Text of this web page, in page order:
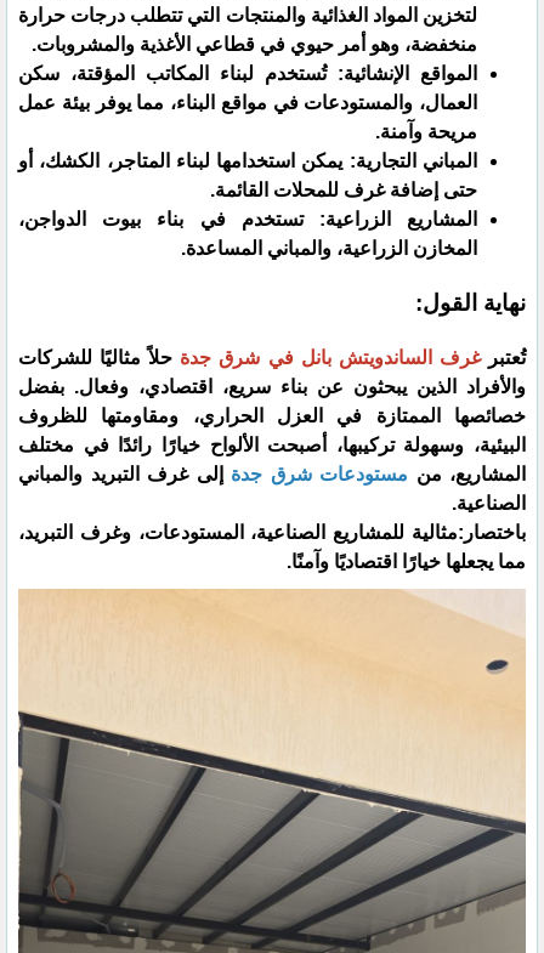
لتخزين المواد الغذائية والمنتجات التي تتطلب درجات حرارة
منخفضة، وهو أمر حيوي في قطاعي الأغذية والمشروبات.
​المواقع الإنشائية: تُستخدم لبناء المكاتب المؤقتة، سكن
العمال، والمستودعات في مواقع البناء، مما يوفر بيئة عمل
مريحة وآمنة.
​المباني التجارية: يمكن استخدامها لبناء المتاجر، الكشك، أو
حتى إضافة غرف للمحلات القائمة.
​المشاريع الزراعية: تستخدم في بناء بيوت الدواجن،
المخازن الزراعية، والمباني المساعدة.
نهاية القول:
​تُعتبرغرف الساندويتش بانل في شرق جدة حلاً مثاليًا للشركات
والأفراد الذين يبحثون عن بناء سريع، اقتصادي، وفعال. بفضل
خصائصها الممتازة في العزل الحراري، ومقاومتها للظروف
البيئية، وسهولة تركيبها، أصبحت الألواح خيارًا رائدًا في مختلف
المشاريع، من مستودعات شرق جدة إلى غرف التبريد والمباني
الصناعية.
​باختصار:مثالية للمشاريع الصناعية، المستودعات، وغرف التبريد،
مما يجعلها خيارًا اقتصاديًا وآمنًا.